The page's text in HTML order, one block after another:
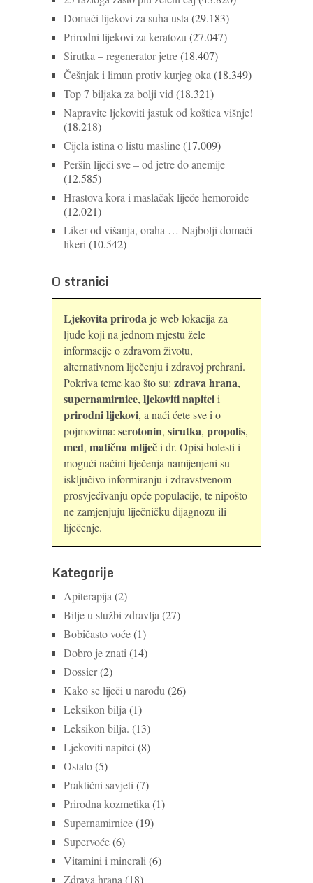
Domaći lijekovi za suha usta (29.183)
Prirodni lijekovi za keratozu (27.047)
Sirutka – regenerator jetre(18.407)
Češnjak i limun protiv kurjeg oka (18.349)
Top 7 biljaka za bolji vid (18.321)
Napravite ljekoviti jastuk od koštica višnje!
(18.218)
Cijela istina o listu masline(17.009)
Peršin liječi sve – od jetre do anemije
(12.585)
Hrastova kora i maslačak liječe hemoroide
(12.021)
Liker od višanja, oraha … Najbolji domaći
likeri (10.542)
O stranici
Ljekovita priroda je web lokacija za
ljude koji na jednom mjestu žele
informacije o zdravom životu,
alternativnom liječenju i zdravoj prehrani.
Pokriva teme kao što su: zdrava hrana,
supernamirnice, ljekoviti napitcii
prirodni lijekovi, a naći ćete sve i o
pojmovima: serotonin, sirutka, propolis,
med, matična mliječi dr. Opisi bolesti i
mogući načini liječenja namijenjeni su
isključivo informiranju i zdravstvenom
prosvjećivanju opće populacije, te nipošto
ne zamjenjuju liječničku dijagnozu ili
liječenje.
Kategorije
Apiterapija (2)
Bilje u službi zdravlja (27)
Bobičasto voće(1)
Dobro je znati (14)
Dossier(2)
Kako se liječi u narodu (26)
Leksikon bilja (1)
Leksikon bilja. (13)
Ljekoviti napitci (8)
Ostalo(5)
Praktični savjeti (7)
Prirodna kozmetika (1)
Supernamirnice(19)
Supervoće(6)
Vitamini i minerali (6)
Zdrava hrana (18)